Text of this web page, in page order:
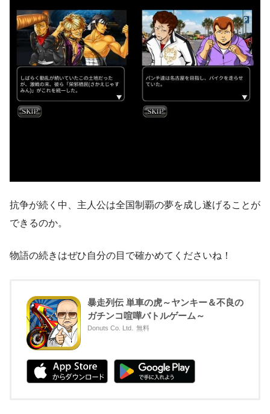
抗争が続く中、主人公は全国制覇の夢を成し遂げることが
できるのか。
物語の続きはぜひ自分の目で確かめてくださいね！
暴走列伝 単車の虎～ヤンキー＆不良の
ガチンコ喧嘩バトルゲーム～
Donuts Co. Ltd. 無料